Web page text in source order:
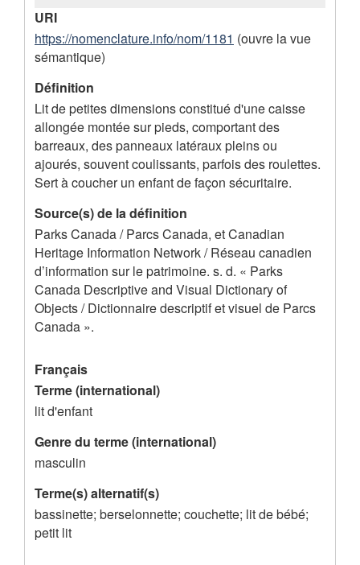
'
e
n
r
e
g
i
s
t
r
e
m
e
t
e
n
r
e
g
i
s
t
r
e
m
e
n
p
o
r
i
t
URI
https://nomenclature.info/nom/1181 (ouvre la vue
sémantique)
Définition
Lit de petites dimensions constitué d'une caisse
allongée montée sur pieds, comportant des
barreaux, des panneaux latéraux pleins ou
ajourés, souvent coulissants, parfois des roulettes.
Sert à coucher un enfant de façon sécuritaire.
Source(s) de la définition
Parks Canada / Parcs Canada, et Canadian
Heritage Information Network / Réseau canadien
d’information sur le patrimoine. s. d. « Parks
Canada Descriptive and Visual Dictionary of
Objects / Dictionnaire descriptif et visuel de Parcs
Canada ».
Français
Terme (international)
lit d'enfant
Genre du terme (international)
masculin
Terme(s) alternatif(s)
bassinette; berselonnette; couchette; lit de bébé;
petit lit